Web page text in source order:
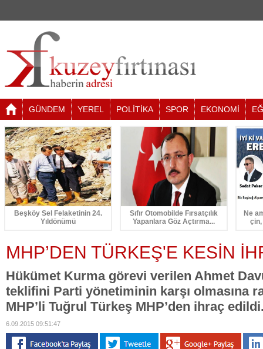
GÜNDEM YEREL POLİTİKA SPOR EKONOMİ
Beşköy Sel Felaketinin 24.
Yıldönümü
Sıfır Otomobilde Fırsatçılık
Yapanlara Göz Açtırma...
Ne
MHP’DEN TÜRKEŞ'E KESİN
Hükümet Kurma görevi verilen Ahmet
teklifini Parti yönetiminin karşı olmasına
MHP’li Tuğrul Türkeş MHP’den ihraç
6.09.2015 09:51:47